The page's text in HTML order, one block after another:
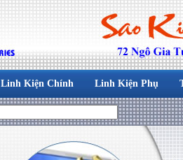
Linh Kiện Chính Linh Kiện Phụ